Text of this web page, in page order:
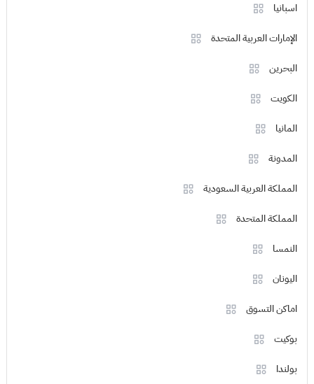
اسبانيا
الإمارات العربية المتحدة
البحرين
الكويت
المانيا
المدونة
المملكة العربية السعودية
المملكة المتحدة
النمسا
اليونان
اماكن التسوق
بوكيت
بولندا